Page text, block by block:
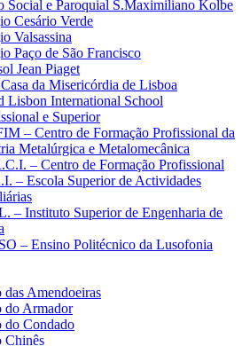
Social e Paroquial S.Maximiliano Kolbe
Cesário Verde
Valsassina
Paço de São Francisco
Jean Piaget
da Misericórdia de Lisboa
Lisbon International School
e Superior
– Centro de Formação Profissional da
Metalúrgica e Metalomecânica
– Centro de Formação Profissional
– Escola Superior de Actividades
– Instituto Superior de Engenharia de
– Ensino Politécnico da Lusofonia
das Amendoeiras
do Armador
do Condado
Chinês